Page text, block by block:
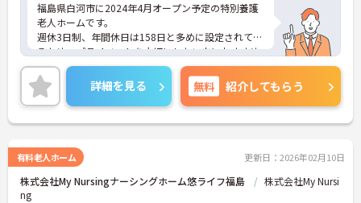
福島県白河市に2024年4月オープン予定の特別養護
老人ホームです。
週休3日制、年間休日は158日と多めに設定されてい
るため、プライベートを大切にしたい方におすすめ
の求人です。
残業は月平均3時間程度ですので、勤務終了後の予
定も立てやすいです。
ご興味のある方には、面接対策ポイントなど、さら
に詳細をお話しいたしますのでお気軽にご相談くだ
詳細を見る 無料 紹介してもらう
有料老人ホーム 更新日：2026年02月10日
株式会社My Nursingナーシングホーム悠ライフ福島
株式会社My Nursi
ng